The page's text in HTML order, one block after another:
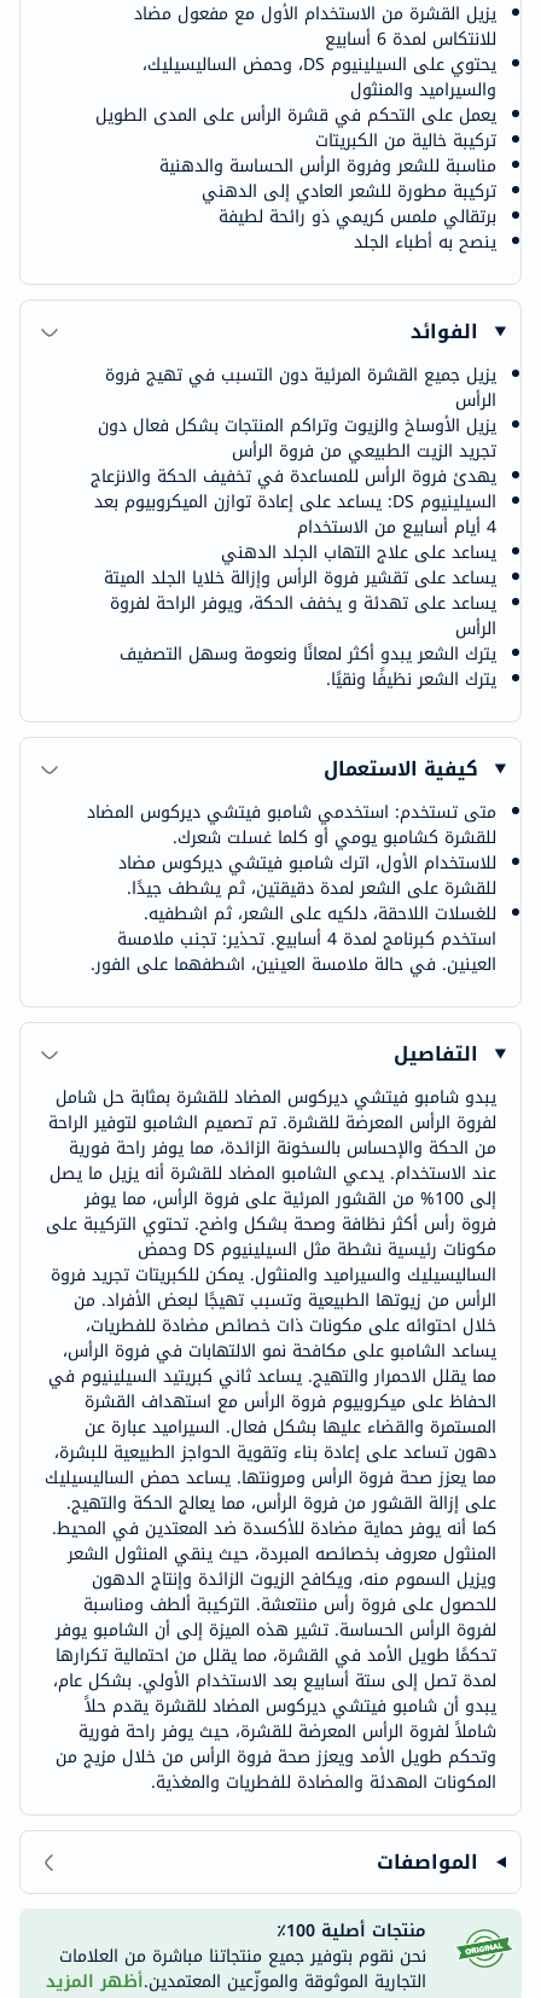
يزيل القشرة من الاستخدام الأول مع مفعول مضاد
للانتكاس لمدة 6 أسابيع
يحتوي على السيلينيوم DS، وحمض الساليسيليك،
والسيراميد والمنثول
يعمل على التحكم في قشرة الرأس على المدى الطويل
تركيبة خالية من الكبريتات
مناسبة للشعر وفروة الرأس الحساسة والدهنية
تركيبة مطورة للشعر العادي إلى الدهني
برتقالي ملمس كريمي ذو رائحة لطيفة
ينصح به أطباء الجلد
الفوائد
يزيل جميع القشرة المرئية دون التسبب في تهيج فروة
الرأس
يزيل الأوساخ والزيوت وتراكم المنتجات بشكل فعال دون
تجريد الزيت الطبيعي من فروة الرأس
يهدئ فروة الرأس للمساعدة في تخفيف الحكة والانزعاج
السيلينيوم DS: يساعد على إعادة توازن الميكروبيوم بعد
4 أيام أسابيع من الاستخدام
يساعد على علاج التهاب الجلد الدهني
يساعد على تقشير فروة الرأس وإزالة خلايا الجلد الميتة
يساعد على تهدئة و يخفف الحكة، ويوفر الراحة لفروة
الرأس
يترك الشعر يبدو أكثر لمعانًا ونعومة وسهل التصفيف
يترك الشعر نظيفًا ونقيًا.
كيفية الاستعمال
متى تستخدم: استخدمي شامبو فيتشي ديركوس المضاد
للقشرة كشامبو يومي أو كلما غسلت شعرك.
للاستخدام الأول، اترك شامبو فيتشي ديركوس مضاد
للقشرة على الشعر لمدة دقيقتين، ثم يشطف جيدًا.
للغسلات اللاحقة، دلكيه على الشعر، ثم اشطفيه.
استخدم كبرنامج لمدة 4 أسابيع. تحذير: تجنب ملامسة
العينين. في حالة ملامسة العينين، اشطفهما على الفور.
التفاصيل
يبدو شامبو فيتشي ديركوس المضاد للقشرة بمثابة حل شامل
لفروة الرأس المعرضة للقشرة. تم تصميم الشامبو لتوفير الراحة
من الحكة والإحساس بالسخونة الزائدة، مما يوفر راحة فورية
عند الاستخدام. يدعي الشامبو المضاد للقشرة أنه يزيل ما يصل
إلى 100% من القشور المرئية على فروة الرأس، مما يوفر
فروة رأس أكثر نظافة وصحة بشكل واضح. تحتوي التركيبة على
مكونات رئيسية نشطة مثل السيلينيوم DS وحمض
الساليسيليك والسيراميد والمنثول. يمكن للكبريتات تجريد فروة
الرأس من زيوتها الطبيعية وتسبب تهيجًا لبعض الأفراد. من
خلال احتوائه على مكونات ذات خصائص مضادة للفطريات،
يساعد الشامبو على مكافحة نمو الالتهابات في فروة الرأس،
مما يقلل الاحمرار والتهيج. يساعد ثاني كبريتيد السيلينيوم في
الحفاظ على ميكروبيوم فروة الرأس مع استهداف القشرة
المستمرة والقضاء عليها بشكل فعال. السيراميد عبارة عن
دهون تساعد على إعادة بناء وتقوية الحواجز الطبيعية للبشرة،
مما يعزز صحة فروة الرأس ومرونتها. يساعد حمض الساليسيليك
على إزالة القشور من فروة الرأس، مما يعالج الحكة والتهيج.
كما أنه يوفر حماية مضادة للأكسدة ضد المعتدين في المحيط.
المنثول معروف بخصائصه المبردة، حيث ينقي المنثول الشعر
ويزيل السموم منه، ويكافح الزيوت الزائدة وإنتاج الدهون
للحصول على فروة رأس منتعشة. التركيبة ألطف ومناسبة
لفروة الرأس الحساسة. تشير هذه الميزة إلى أن الشامبو يوفر
تحكمًا طويل الأمد في القشرة، مما يقلل من احتمالية تكرارها
لمدة تصل إلى ستة أسابيع بعد الاستخدام الأولي. بشكل عام،
يبدو أن شامبو فيتشي ديركوس المضاد للقشرة يقدم حلاً
شاملاً لفروة الرأس المعرضة للقشرة، حيث يوفر راحة فورية
وتحكم طويل الأمد ويعزز صحة فروة الرأس من خلال مزيج من
المكونات المهدئة والمضادة للفطريات والمغذية.
المواصفات
منتجات أصلية 100٪
نحن نقوم بتوفير جميع منتجاتنا مباشرة من العلامات
التجارية الموثوقة والموزّعين المعتمدين.أظهر المزيد